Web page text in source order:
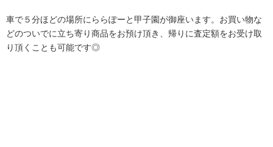
車で５分ほどの場所にららぽーと甲子園が御座います。お買い物な
どのついでに立ち寄り商品をお預け頂き、帰りに査定額をお受け取
り頂くことも可能です◎